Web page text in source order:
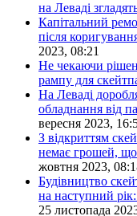
на Леваді
Капітальний
після
2023, 08:21
Не чекаючи
рампу для
На Леваді
обладнання від
вересня 2023,
З відкриттям
немає грошей,
жовтня 2023,
Будівництво
на наступний
25 листопада